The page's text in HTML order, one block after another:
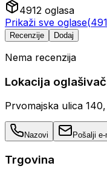
4912 oglasa
Prikaži sve oglase(
Recenzije Dodaj
Nema recenzija
Lokacija
Prvomajska ulica
Nazovi Pošalji e-
Trgovina